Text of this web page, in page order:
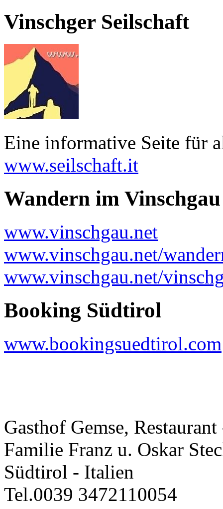
Vinschger Seilschaft
Eine informative Seite für
www.seilschaft.it
Wandern im Vinschgau
www.vinschgau.net
www.vinschgau.net/
www.vinschgau.net/
Booking Südtirol
www.bookingsuedtirol.com
Gasthof Gemse,
Familie Franz u. Oskar
Südtirol - Italien
Tel.0039 3472110054